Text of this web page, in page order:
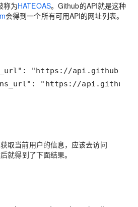
称为HATEOAS。Github的API就是这种
会得到一个所有可用API的网址列表。
取当前用户的信息，应该去访问
就得到了下面结果。